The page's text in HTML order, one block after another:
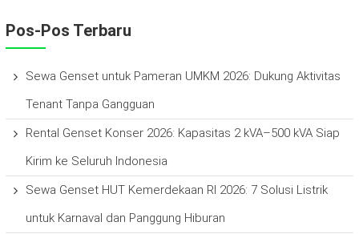
Pos-Pos Terbaru
Sewa Genset untuk Pameran UMKM 2026: Dukung Aktivitas
Tenant Tanpa Gangguan
Rental Genset Konser 2026: Kapasitas 2 kVA–500 kVA Siap
Kirim ke Seluruh Indonesia
Sewa Genset HUT Kemerdekaan RI 2026: 7 Solusi Listrik
untuk Karnaval dan Panggung Hiburan